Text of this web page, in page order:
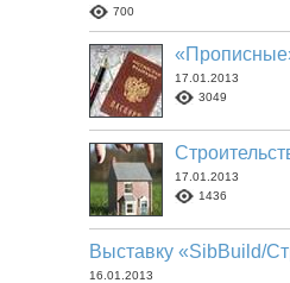
700
17.01.2013
3049
17.01.2013
1436
Выставку «SibBuild/
16.01.2013